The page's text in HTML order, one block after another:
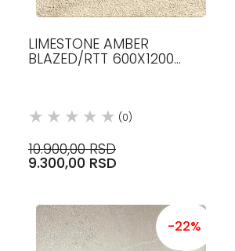
LIMESTONE AMBER
BLAZED/RTT 600X1200
(0)
10.900,00 RSD
9.300,00 RSD
-22%